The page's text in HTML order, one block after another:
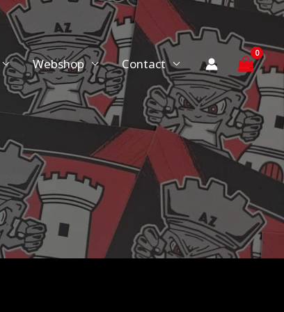
Webshop Contact